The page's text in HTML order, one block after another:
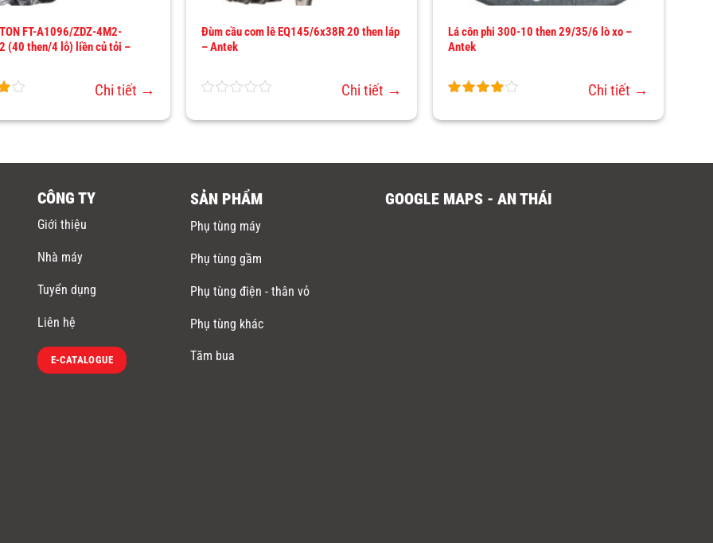
FT-A1096/ZDZ-4M2-
(40 then/4 lỗ) liền củ tỏi –
Chi tiết →
Đùm cầu com lê EQ145/6x38R 20 then láp
– Antek
Chi tiết →
Lá côn phi 300-10 then 29/35/6 lò xo –
Antek
Chi tiết →
CÔNG TY
Giới thiệu
Nhà máy
Tuyển dụng
Liên hệ
E-CATALOGUE
SẢN PHẨM
Phụ tùng máy
Phụ tùng gầm
Phụ tùng điện - thân vỏ
Phụ tùng khác
Tăm bua
GOOGLE MAPS - AN THÁI